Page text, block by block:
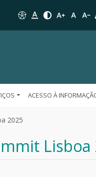
ACESSO À
2025
Lisboa